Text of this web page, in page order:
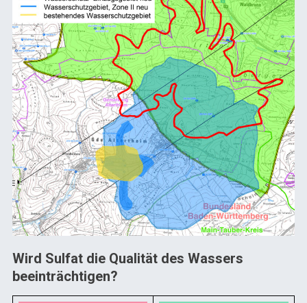
Wird Sulfat die Qualität des Wassers
beeinträchtigen?